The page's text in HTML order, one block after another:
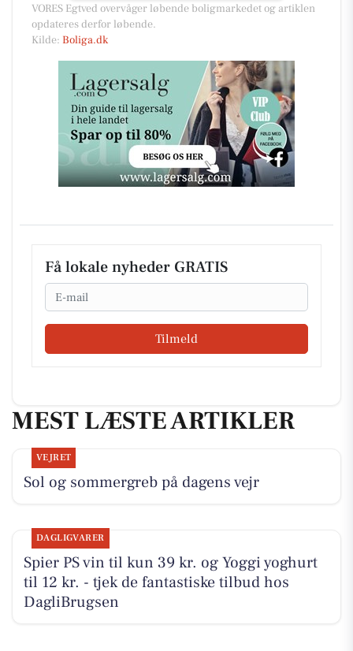
VORES Egtved overvåger løbende boligmarkedet og artiklen
opdateres derfor løbende.
Kilde: Boliga.dk
Få lokale nyheder GRATIS
Email
Tilmeld
MEST LÆSTE ARTIKLER
VEJRET
Sol og sommergreb på dagens vejr
DAGLIGVARER
Spier PS vin til kun 39 kr. og Yoggi yoghurt
til 12 kr. - tjek de fantastiske tilbud hos
DagliBrugsen